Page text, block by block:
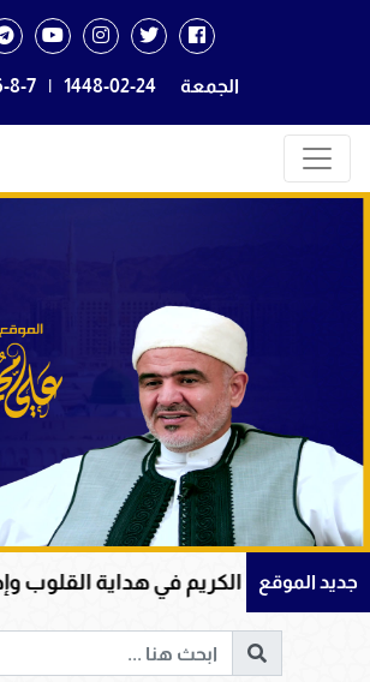
الجمعة 1448-02-24
|
8-7
جديد الموقع
في هداية القلوب وإصلاح